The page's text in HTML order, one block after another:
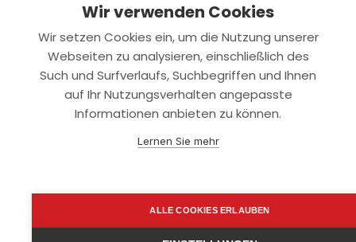
Rechtliches
Datenschutz
Wir verwenden Cookies
Wir setzen Cookies ein, um die Nutzung unserer
Webseiten zu analysieren, einschließlich des
Such und Surfverlaufs, Suchbegriffen und Ihnen
auf Ihr Nutzungsverhalten angepasste
Informationen anbieten zu können.
Lernen Sie mehr
ALLE COOKIES ERLAUBEN